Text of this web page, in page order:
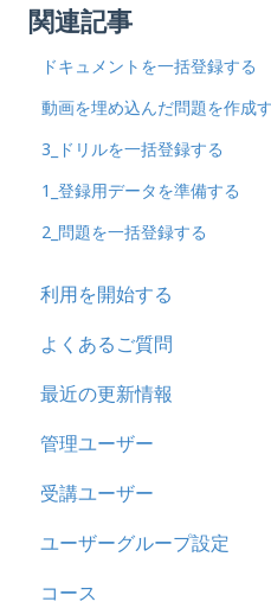
関連記事
ドキュメントを一括登録する
動画を埋め込んだ問題を作成
3_ドリルを一括登録する
1_登録用データを準備する
2_問題を一括登録する
利用を開始する
よくあるご質問
契約
トライアル
カスタマイズ
インターネット・セキュ
料金
最近の更新情報
2026年8月アップデート
2026年2月アップデート
2025年10月アップデート
2025年9月アップデート
管理ユーザー
管理ユーザーの統合につ
管理ユーザーについて
ロールと権限
受講ユーザー
基本操作
【新レイアウト】受講
ユーザーグループ設定
【新レイアウト】ユー
コース